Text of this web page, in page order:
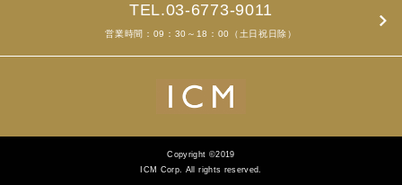
TEL.03-6773-9011
営業時間：09：30～18：00（土日祝日除）
Copyright ©2019
ICM Corp. All rights reserved.